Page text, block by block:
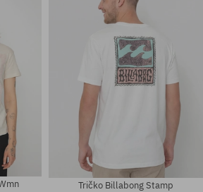
Tričko Billabong Stamp